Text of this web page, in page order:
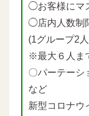
◯お客様にマ
◯店内人数制
(1グループ2
※最大６人ま
〇パーテーシ
など
新型コロナウ